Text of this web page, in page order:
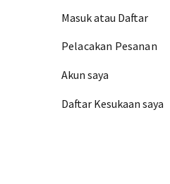
Masuk atau Daftar
Pelacakan Pesanan
Akun saya
Daftar Kesukaan saya